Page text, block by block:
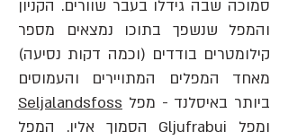
סמוכה שבה גידלו בעבר שוורים. הקניון
והמפל שנשפך בתוכו נמצאים מספר
קילומטרים בודדים (וכמה דקות נסיעה)
מאחד המפלים המתויירים והעמוסים
ביותר באיסלנד - מפל Seljalandsfoss
ומפל Gljufrabui הסמוך אליו. המפל